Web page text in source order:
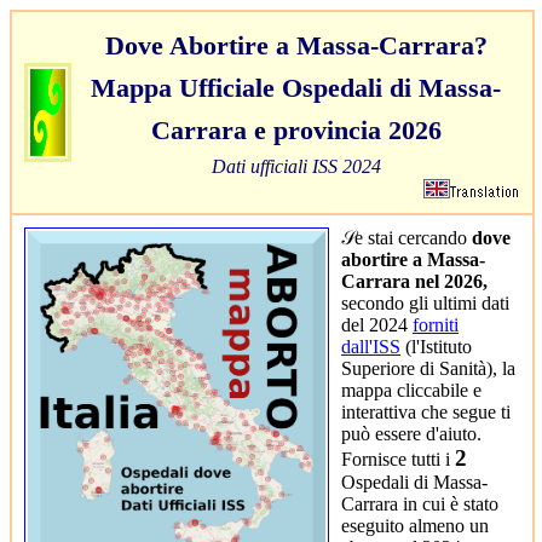
Dove Abortire a Massa-Carrara?
Mappa Ufficiale Ospedali di Massa-
Carrara e provincia 2026
Dati ufficiali ISS 2024
𝒮e stai cercando dove
abortire a Massa-
Carrara nel 2026,
secondo gli ultimi dati
del 2024 forniti
dall'ISS (l'Istituto
Superiore di Sanità), la
mappa cliccabile e
interattiva che segue ti
può essere d'aiuto.
Fornisce tutti i 2
Ospedali di Massa-
Carrara in cui è stato
eseguito almeno un
2
2
2